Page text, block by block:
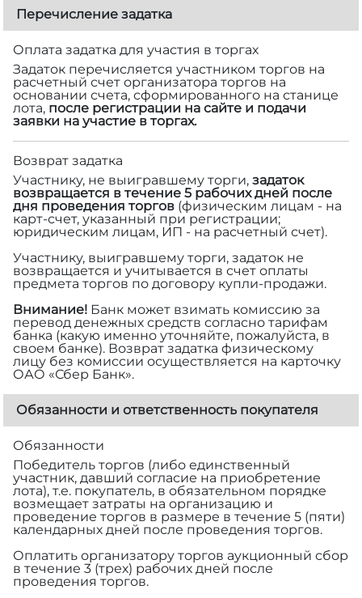
Перечисление задатка
Оплата задатка для участия в торгах
Задаток перечисляется участником торгов на
расчетный счет организатора торгов на
основании счета, сформированного на станице
лота, после регистрации на сайте и подачи
заявки на участие в торгах.
Возврат задатка
Участнику, не выигравшему торги, задаток
возвращается в течение 5 рабочих дней после
дня проведения торгов (физическим лицам - на
карт-счет, указанный при регистрации;
юридическим лицам, ИП - на расчетный счет).
Участнику, выигравшему торги, задаток не
возвращается и учитывается в счет оплаты
предмета торгов по договору купли-продажи.
Внимание! Банк может взимать комиссию за
перевод денежных средств согласно тарифам
банка (какую именно уточняйте, пожалуйста, в
своем банке). Возврат задатка физическому
лицу без комиссии осуществляется на карточку
ОАО «Сбер Банк».
Обязанности и ответственность покупателя
Обязанности
Победитель торгов (либо единственный
участник, давший согласие на приобретение
лота), т.е. покупатель, в обязательном порядке
возмещает затраты на организацию и
проведение торгов в размере в течение 5 (пяти)
календарных дней после проведения торгов.
Оплатить организатору торгов аукционный сбор
в течение 3 (трех) рабочих дней после
проведения торгов.